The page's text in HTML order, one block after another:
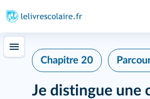
Chapitre 20
Je distingue une